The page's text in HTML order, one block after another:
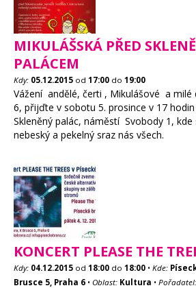
MIKULÁŠSKÁ PŘED
PALÁCEM
Kdy: 05.12.2015 od 17:00 do 19:00
Vážení andělé, čerti , Mikulášové a milé
6, přijďte v sobotu 5. prosince v 17
Skleněný palác, náměstí Svobody 1, kde
nebeský a pekelný sraz nás všech.
KONCERT PLEASE THE
Kdy: 04.12.2015 od 18:00 do 18:00 • Kde:
Brusce 5, Praha 6 • Oblast: Kultura • Pořadatel: